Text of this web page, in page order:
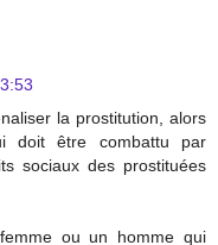
la prostitution, alors
doit être combattu par
sociaux des prostituées
ou un homme qui